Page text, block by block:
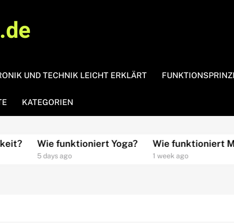
UND TECHNIK LEICHT ERKLÄRT
KATEGORIEN
Wie funktioniert Yoga?
5 days ago
Wie funktioniert
1 week ago